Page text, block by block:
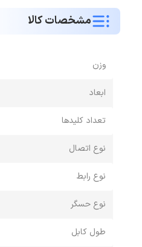
مشخصات کالا
وزن
ابعاد
تعداد کلیدها
نوع اتصال
نوع رابط
نوع حسگر
طول کابل